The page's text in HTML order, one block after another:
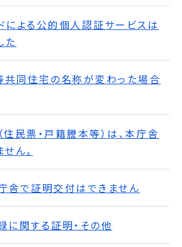
による公的個人認証サービスは
た
共同住宅の名称が変わった場合
住民票・戸籍謄本等）は、本庁舎
ん。
舎で証明交付はできません
に関する証明・その他